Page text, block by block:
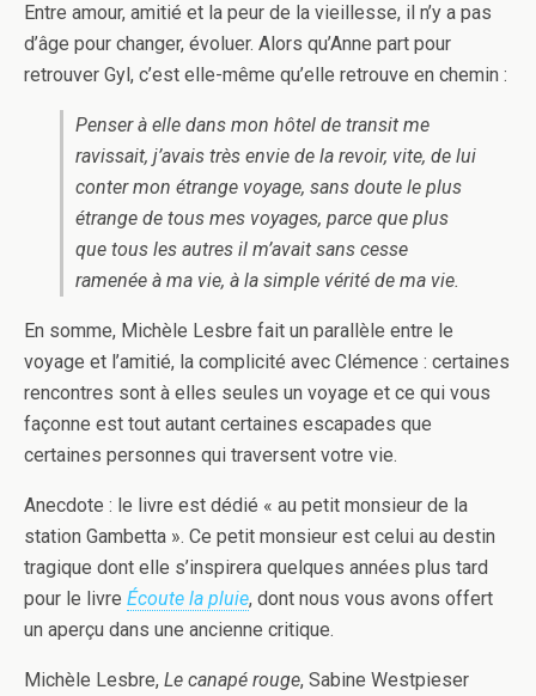
Entre amour, amitié et la peur de la vieillesse, il n’y a pas
d’âge pour changer, évoluer. Alors qu’Anne part pour
retrouver Gyl, c’est elle-même qu’elle retrouve en chemin :
Penser à elle dans mon hôtel de transit me
ravissait, j’avais très envie de la revoir, vite, de lui
conter mon étrange voyage, sans doute le plus
étrange de tous mes voyages, parce que plus
que tous les autres il m’avait sans cesse
ramenée à ma vie, à la simple vérité de ma vie.
En somme, Michèle Lesbre fait un parallèle entre le
voyage et l’amitié, la complicité avec Clémence : certaines
rencontres sont à elles seules un voyage et ce qui vous
façonne est tout autant certaines escapades que
certaines personnes qui traversent votre vie.
Anecdote : le livre est dédié « au petit monsieur de la
station Gambetta ». Ce petit monsieur est celui au destin
tragique dont elle s’inspirera quelques années plus tard
pour le livre Écoute la pluie, dont nous vous avons offert
un aperçu dans une ancienne critique.
Michèle Lesbre, Le canapé rouge, Sabine Westpieser